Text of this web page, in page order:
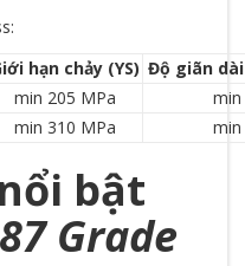
hạn chảy (YS) Độ giãn
min 205 MPa
min
min 310 MPa min
bật
Grade